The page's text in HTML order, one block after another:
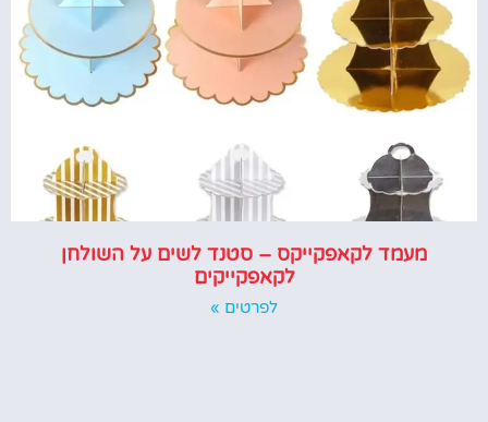
מעמד לקאפקייקס – סטנד לשים על השולחן
לקאפקייקים
לפרטים »